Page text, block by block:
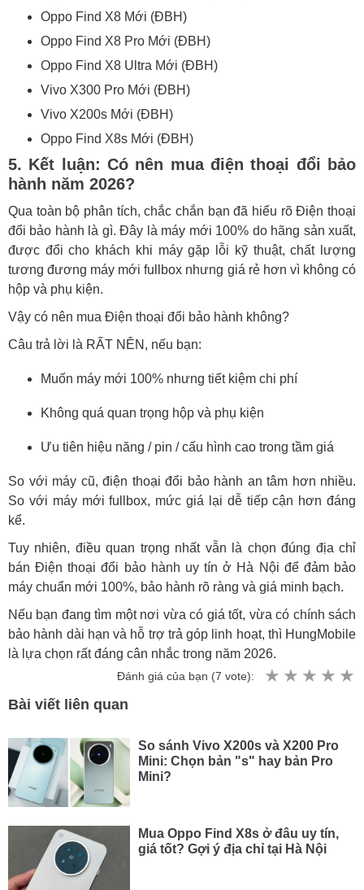
Oppo Find X8 Mới (ĐBH)
Oppo Find X8 Pro Mới (ĐBH)
Oppo Find X8 Ultra Mới (ĐBH)
Vivo X300 Pro Mới (ĐBH)
Vivo X200s Mới (ĐBH)
Oppo Find X8s Mới (ĐBH)
5. Kết luận: Có nên mua điện thoại đổi bảo
hành năm 2026?
Qua toàn bộ phân tích, chắc chắn bạn đã hiểu rõ Điện thoại
đổi bảo hành là gì. Đây là máy mới 100% do hãng sản xuất,
được đổi cho khách khi máy gặp lỗi kỹ thuật, chất lượng
tương đương máy mới fullbox nhưng giá rẻ hơn vì không có
hộp và phụ kiện.
Vậy có nên mua Điện thoại đổi bảo hành không?
Câu trả lời là RẤT NÊN, nếu bạn:
Muốn máy mới 100% nhưng tiết kiệm chi phí
Không quá quan trọng hộp và phụ kiện
Ưu tiên hiệu năng / pin / cấu hình cao trong tầm giá
So với máy cũ, điện thoại đổi bảo hành an tâm hơn nhiều.
So với máy mới fullbox, mức giá lại dễ tiếp cận hơn đáng
kể.
Tuy nhiên, điều quan trọng nhất vẫn là chọn đúng địa chỉ
bán Điện thoại đổi bảo hành uy tín ở Hà Nội để đảm bảo
máy chuẩn mới 100%, bảo hành rõ ràng và giá minh bạch.
Nếu bạn đang tìm một nơi vừa có giá tốt, vừa có chính sách
bảo hành dài hạn và hỗ trợ trả góp linh hoạt, thì HungMobile
là lựa chọn rất đáng cân nhắc trong năm 2026.
Đánh giá của bạn (7 vote):
Bài viết liên quan
So sánh Vivo X200s và X200 Pro
Mini: Chọn bản "s" hay bản Pro
Mini?
Mua Oppo Find X8s ở đâu uy tín,
giá tốt? Gợi ý địa chỉ tại Hà Nội